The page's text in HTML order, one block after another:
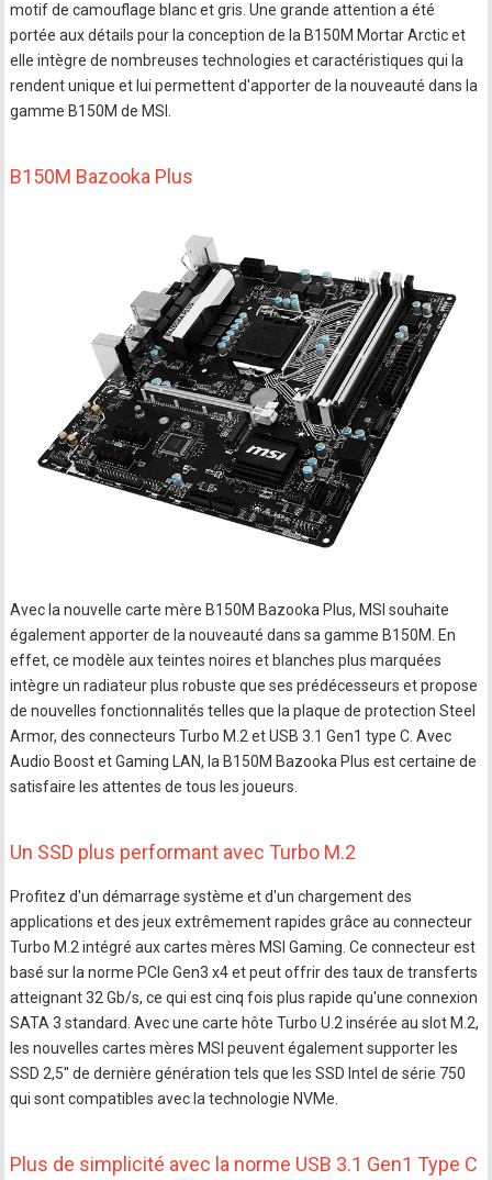
motif de camouflage blanc et gris. Une grande attention a été
portée aux détails pour la conception de la B150M Mortar Arctic et
elle intègre de nombreuses technologies et caractéristiques qui la
rendent unique et lui permettent d'apporter de la nouveauté dans la
gamme B150M de MSI.
B150M Bazooka Plus
Avec la nouvelle carte mère B150M Bazooka Plus, MSI souhaite
également apporter de la nouveauté dans sa gamme B150M. En
effet, ce modèle aux teintes noires et blanches plus marquées
intègre un radiateur plus robuste que ses prédécesseurs et propose
de nouvelles fonctionnalités telles que la plaque de protection Steel
Armor, des connecteurs Turbo M.2 et USB 3.1 Gen1 type C. Avec
Audio Boost et Gaming LAN, la B150M Bazooka Plus est certaine de
satisfaire les attentes de tous les joueurs.
Un SSD plus performant avec Turbo M.2
Profitez d'un démarrage système et d'un chargement des
applications et des jeux extrêmement rapides grâce au connecteur
Turbo M.2 intégré aux cartes mères MSI Gaming. Ce connecteur est
basé sur la norme PCIe Gen3 x4 et peut offrir des taux de transferts
atteignant 32 Gb/s, ce qui est cinq fois plus rapide qu'une connexion
SATA 3 standard. Avec une carte hôte Turbo U.2 insérée au slot M.2,
les nouvelles cartes mères MSI peuvent également supporter les
SSD 2,5'' de dernière génération tels que les SSD Intel de série 750
qui sont compatibles avec la technologie NVMe.
Plus de simplicité avec la norme USB 3.1 Gen1 Type C